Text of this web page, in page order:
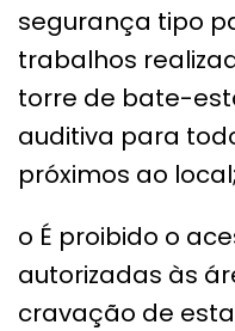
segurança tipo
trabalhos
torre de bate-
auditiva para
próximos ao local;
o É proibido o
autorizadas às
cravação de